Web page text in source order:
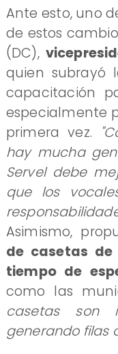
Ante esto, uno
de estos
(DC),
quien subrayó
capacitación
especialmente
primera vez.
hay mucha
Servel debe
que los
Asimismo,
de casetas
tiempo de
como las
casetas son
generando filas